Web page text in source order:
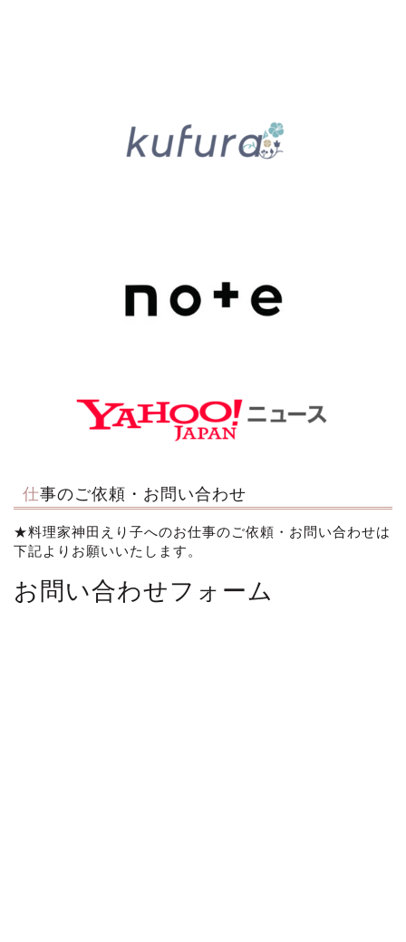
仕事のご依頼・お問い合わせ
★料理家神田えり子へのお仕事のご依頼・お問い合わせは
下記よりお願いいたします。
お問い合わせフォーム